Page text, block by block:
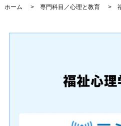
ホーム
専門科目／心理と教育